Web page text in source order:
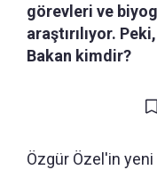
görevleri ve
araştırılıyor.
Bakan kimdir?
Özgür Özel'in yeni